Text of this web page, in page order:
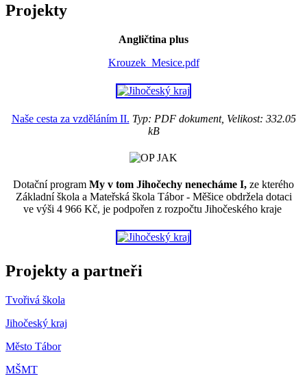
Projekty
Angličtina plus
Krouzek_Mesice.pdf
Naše cesta za vzděláním II. Typ: PDF dokument, Velikost: 332.05
kB
Dotační program My v tom Jihočechy nenecháme I, ze kterého
Základní škola a Mateřská škola Tábor - Měšice obdržela dotaci
ve výši 4 966 Kč, je podpořen z rozpočtu Jihočeského kraje
Projekty a partneři
Tvořivá škola
Jihočeský kraj
Město Tábor
MŠMT